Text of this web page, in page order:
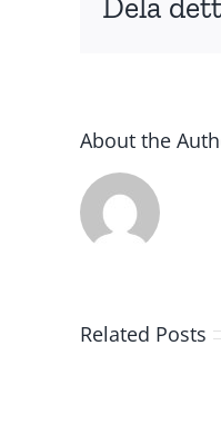
Dela
About the
Related Posts